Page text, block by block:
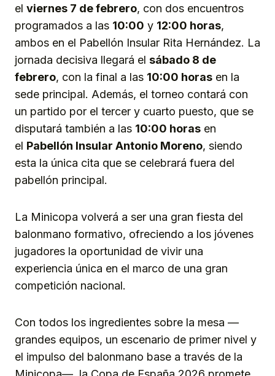
el viernes 7 de febrero, con dos encuentros
programados a las 10:00 y 12:00 horas,
ambos en el Pabellón Insular Rita Hernández. La
jornada decisiva llegará el sábado 8 de
febrero, con la final a las 10:00 horas en la
sede principal. Además, el torneo contará con
un partido por el tercer y cuarto puesto, que se
disputará también a las 10:00 horas en
el Pabellón Insular Antonio Moreno, siendo
esta la única cita que se celebrará fuera del
pabellón principal.
La Minicopa volverá a ser una gran fiesta del
balonmano formativo, ofreciendo a los jóvenes
jugadores la oportunidad de vivir una
experiencia única en el marco de una gran
competición nacional.
Con todos los ingredientes sobre la mesa —
grandes equipos, un escenario de primer nivel y
el impulso del balonmano base a través de la